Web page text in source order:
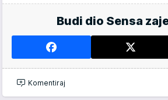
Budi dio Sensa
Komentiraj